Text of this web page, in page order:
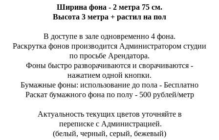
Ширина фона - 2 метра 75 см.
Высота 3 метра + растил на пол
В доступе в зале одновременно 4 фона.
Раскрутка фонов производится Администратором студии
по просьбе Арендатора.
Фоны быстро разворачиваются и сворачиваются -
нажатием одной кнопки.
Бумажные фоны: использование до пола - Бесплатно
Раскат бумажного фона по полу - 500 рублей/метр
Актуальность текущих цветов уточняйте в
переписке с Администрацией.
(белый, черный, серый, бежевый)